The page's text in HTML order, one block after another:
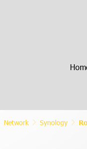
Network Synology